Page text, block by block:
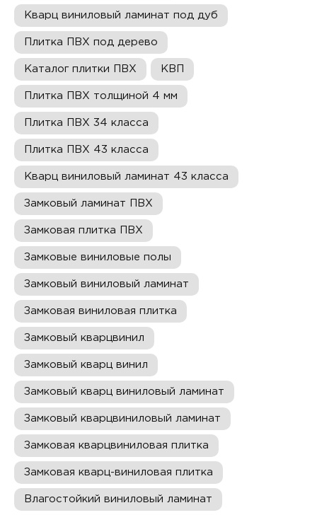
Кварц виниловый ламинат под дуб
Плитка ПВХ под дерево
Каталог плитки ПВХ КВП
Плитка ПВХ толщиной 4 мм
Плитка ПВХ 34 класса
Плитка ПВХ 43 класса
Кварц виниловый ламинат 43 класса
Замковый ламинат ПВХ
Замковая плитка ПВХ
Замковые виниловые полы
Замковый виниловый ламинат
Замковая виниловая плитка
Замковый кварцвинил
Замковый кварц винил
Замковый кварц виниловый ламинат
Замковый кварцвиниловый ламинат
Замковая кварцвиниловая плитка
Замковая кварц-виниловая плитка
Влагостойкий виниловый ламинат